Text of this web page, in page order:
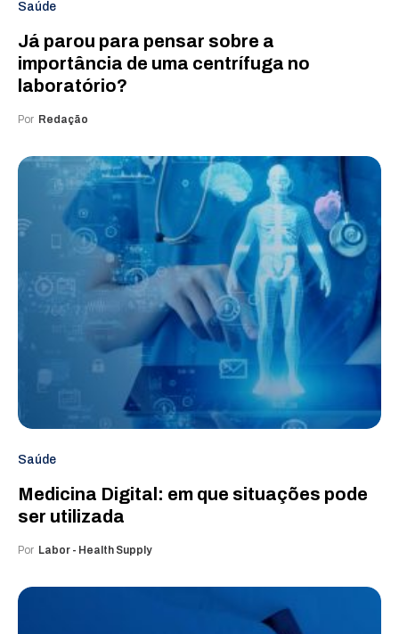
Saúde
Já parou para pensar sobre a
importância de uma centrífuga no
laboratório?
Por Redação
Saúde
Medicina Digital: em que situações pode
ser utilizada
Por Labor - Health Supply